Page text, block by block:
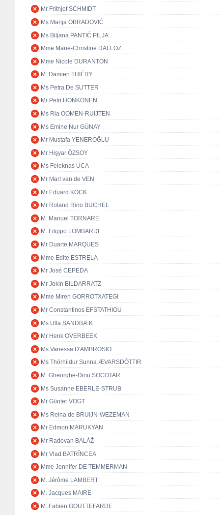
Mr Frithjof SCHMIDT
Ms Marija OBRADOVIĆ
Ms Biljana PANTIĆ PILJA
Mme Marie-Christine DALLOZ
Mme Nicole DURANTON
M. Damien THIÉRY
Ms Petra De SUTTER
Mr Petri HONKONEN
Ms Ria OOMEN-RUIJTEN
Ms Emine Nur GÜNAY
Mr Mustafa YENEROĞLU
Mr Hişyar ÖZSOY
Ms Feleknas UCA
Mr Mart van de VEN
Mr Eduard KÖCK
Mr Roland Rino BÜCHEL
M. Manuel TORNARE
M. Filippo LOMBARDI
Mr Duarte MARQUES
Mme Edite ESTRELA
Mr José CEPEDA
Mr Jokin BILDARRATZ
Mme Miren GORROTXATEGI
Mr Constantinos EFSTATHIOU
Ms Ulla SANDBÆK
Mr Henk OVERBEEK
Ms Vanessa D'AMBROSIO
Ms Thórhildur Sunna ÆVARSDÓTTIR
M. Gheorghe-Dinu SOCOTAR
Ms Susanne EBERLE-STRUB
Mr Günter VOGT
Ms Reina de BRUIJN-WEZEMAN
Mr Edmon MARUKYAN
Mr Radovan BALÁŽ
Mr Vlad BATRÎNCEA
Mme Jennifer DE TEMMERMAN
M. Jérôme LAMBERT
M. Jacques MAIRE
M. Fabien GOUTTEFARDE